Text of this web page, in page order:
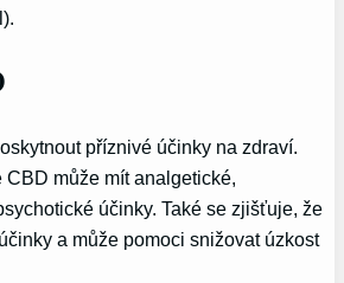
příznivé účinky na zdraví.
může mít analgetické,
účinky. Také se zjišťuje, že
a může pomoci snižovat úzkost